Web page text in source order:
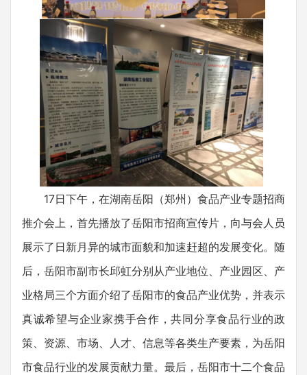
17日下午，在湖南岳阳（郑州）食品产业专题招商
推介会上，首先播放了岳阳市招商宣传片，向与会人员
展示了日新月异的城市面貌和加速赶超的发展变化。随
后，岳阳市副市长邱虹分别从产业地位、产业园区、产
业格局三个方面介绍了岳阳市的食品产业优势，并表示
真诚希望与企业家携手合作，共同分享食品行业的政
策、资源、市场、人才、信息等各类生产要素，为岳阳
市食品行业的发展贡献力量。最后，岳阳市十二个食品